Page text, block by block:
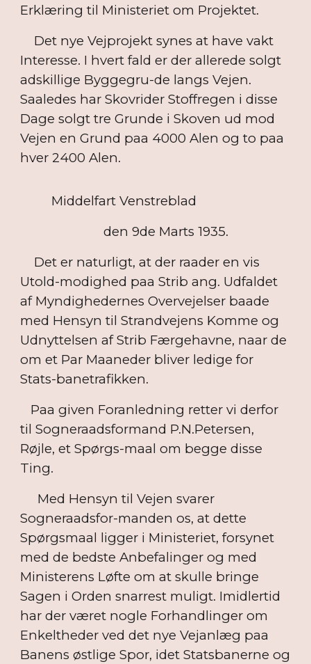
Erklæring til Ministeriet om Projektet.
Det nye Vejprojekt synes at have vakt
Interesse. I hvert fald er der allerede solgt
adskillige Byggegru-de langs Vejen.
Saaledes har Skovrider Stoffregen i disse
Dage solgt tre Grunde i Skoven ud mod
Vejen en Grund paa 4000 Alen og to paa
hver 2400 Alen.
Middelfart Venstreblad
den 9de Marts 1935.
Det er naturligt, at der raader en vis
Utold-modighed paa Strib ang. Udfaldet
af Myndighedernes Overvejelser baade
med Hensyn til Strandvejens Komme og
Udnyttelsen af Strib Færgehavne, naar de
om et Par Maaneder bliver ledige for
Stats-banetrafikken.
Paa given Foranledning retter vi derfor
til Sogneraadsformand P.N.Petersen,
Røjle, et Spørgs-maal om begge disse
Ting.
Med Hensyn til Vejen svarer
Sogneraadsfor-manden os, at dette
Spørgsmaal ligger i Ministeriet, forsynet
med de bedste Anbefalinger og med
Ministerens Løfte om at skulle bringe
Sagen i Orden snarrest muligt. Imidlertid
har der været nogle Forhandlinger om
Enkeltheder ved det nye Vejanlæg paa
Banens østlige Spor, idet Statsbanerne og